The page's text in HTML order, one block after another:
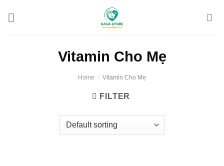
Vitamin Cho Mẹ
Home / Vitamin Cho Mẹ
FILTER